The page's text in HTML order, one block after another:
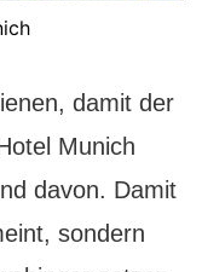
damit der
Munich
davon. Damit
sondern